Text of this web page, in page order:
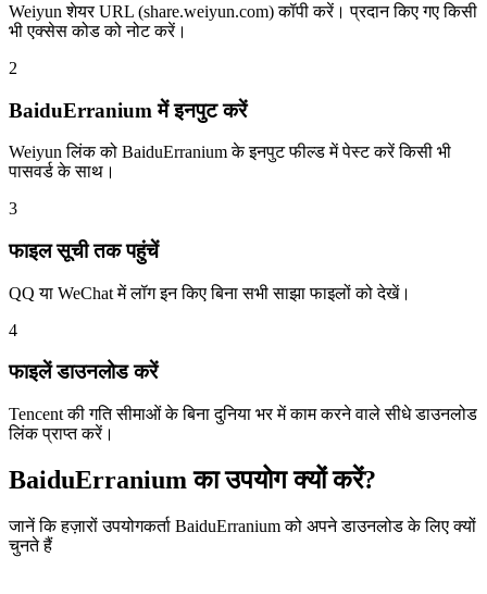
Weiyun शेयर URL (share.weiyun.com) कॉपी करें। प्रदान किए गए किसी
भी एक्सेस कोड को नोट करें।
2
BaiduErranium में इनपुट करें
Weiyun लिंक को BaiduErranium के इनपुट फील्ड में पेस्ट करें किसी भी
पासवर्ड के साथ।
3
फाइल सूची तक पहुंचें
QQ या WeChat में लॉग इन किए बिना सभी साझा फाइलों को देखें।
4
फाइलें डाउनलोड करें
Tencent की गति सीमाओं के बिना दुनिया भर में काम करने वाले सीधे डाउनलोड
लिंक प्राप्त करें।
BaiduErranium का उपयोग क्यों करें?
जानें कि हज़ारों उपयोगकर्ता BaiduErranium को अपने डाउनलोड के लिए क्यों
चुनते हैं